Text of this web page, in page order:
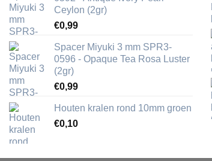
Ceylon (2gr)
€0,99
Spacer Miyuki 3 mm SPR3-
0596 - Opaque Tea Rosa Luster
(2gr)
€0,99
Houten kralen rond 10mm groen
€0,10